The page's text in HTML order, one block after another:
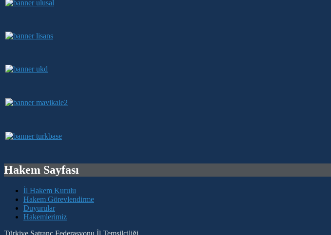
Hakem Sayfası
İl Hakem Kurulu
Hakem Görevlendirme
Duyurular
Hakemlerimiz
Türkiye Satranç Federasyonu İl Temsilciliği